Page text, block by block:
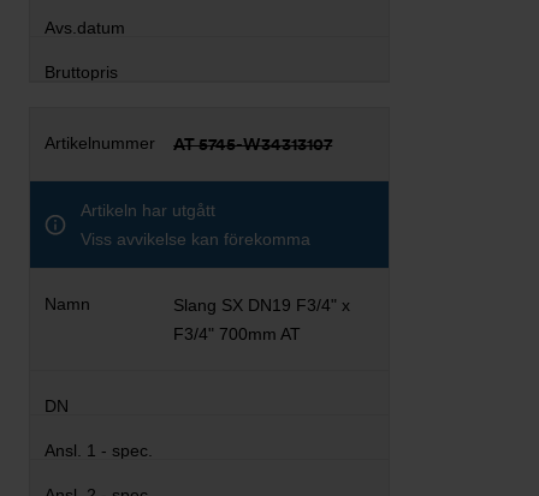
AT 5745-W34313107
Artikeln har utgått
Viss avvikelse kan förekomma
Slang SX DN19 F3/4" x
F3/4" 700mm AT